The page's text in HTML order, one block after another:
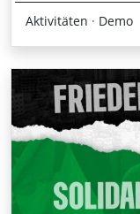
Aktivitäten · Demo